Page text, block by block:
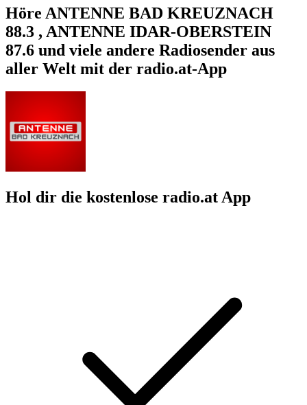
Höre ANTENNE BAD KREUZNACH
88.3 , ANTENNE IDAR-OBERSTEIN
87.6 und viele andere Radiosender aus
aller Welt mit der radio.at-App
Hol dir die kostenlose radio.at App